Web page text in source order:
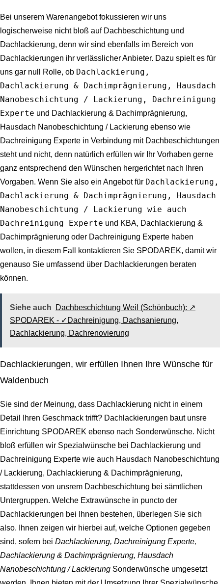
Bei unserem Warenangebot fokussieren wir uns
logischerweise nicht bloß auf Dachbeschichtung und
Dachlackierung, denn wir sind ebenfalls im Bereich von
Dachlackierungen ihr verlässlicher Anbieter. Dazu spielt es für
uns gar null Rolle, ob Dachlackierung,
Dachlackierung & Dachimprägnierung, Hausdach
Nanobeschichtung / Lackierung, Dachreinigung
Experte und Dachlackierung & Dachimprägnierung,
Hausdach Nanobeschichtung / Lackierung ebenso wie
Dachreinigung Experte in Verbindung mit Dachbeschichtungen
steht und nicht, denn natürlich erfüllen wir Ihr Vorhaben gerne
ganz entsprechend den Wünschen hergerichtet nach Ihren
Vorgaben. Wenn Sie also ein Angebot für Dachlackierung,
Dachlackierung & Dachimprägnierung, Hausdach
Nanobeschichtung / Lackierung wie auch
Dachreinigung Experte und KBA, Dachlackierung &
Dachimprägnierung oder Dachreinigung Experte haben
wollen, in diesem Fall kontaktieren Sie SPODAREK, damit wir
genauso Sie umfassend über Dachlackierungen beraten
können.
Siehe auch
Dachbeschichtung Weil (Schönbuch): ↗️
SPODAREK - ✓Dachreinigung, Dachsanierung,
Dachlackierung, Dachrenovierung
Dachlackierungen, wir erfüllen Ihnen Ihre Wünsche für
Waldenbuch
Sie sind der Meinung, dass Dachlackierung nicht in einem
Detail Ihren Geschmack trifft? Dachlackierungen baut unsre
Einrichtung SPODAREK ebenso nach Sonderwünsche. Nicht
bloß erfüllen wir Spezialwünsche bei Dachlackierung und
Dachreinigung Experte wie auch Hausdach Nanobeschichtung
/ Lackierung, Dachlackierung & Dachimprägnierung,
stattdessen von unsrem Dachbeschichtung bei sämtlichen
Untergruppen. Welche Extrawünsche in puncto der
Dachlackierungen bei Ihnen bestehen, überlegen Sie sich
also. Ihnen zeigen wir hierbei auf, welche Optionen gegeben
sind, sofern bei Dachlackierung, Dachreinigung Experte,
Dachlackierung & Dachimprägnierung, Hausdach
Nanobeschichtung / Lackierung Sonderwünsche umgesetzt